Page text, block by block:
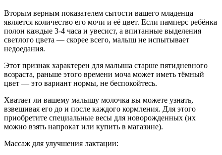
Вторым верным показателем сытости вашего младенца
является количество его мочи и её цвет. Если памперс ребёнка
полон каждые 3-4 часа и увесист, а впитанные выделения
светлого цвета — скорее всего, малыш не испытывает
недоедания.
Этот признак характерен для малыша старше пятидневного
возраста, раньше этого времени моча может иметь тёмный
цвет — это вариант нормы, не беспокойтесь.
Хватает ли вашему малышу молочка вы можете узнать,
взвешивая его до и после каждого кормления. Для этого
приобретите специальные весы для новорожденных (их
можно взять напрокат или купить в магазине).
Массаж для улучшения лактации: